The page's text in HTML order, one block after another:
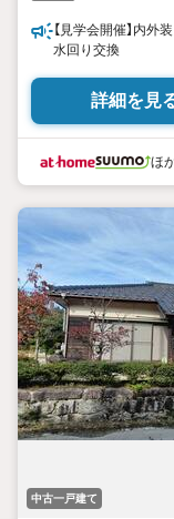
【見学会開催】内
水回り交換
詳細を見
ほ
中古一戸建て